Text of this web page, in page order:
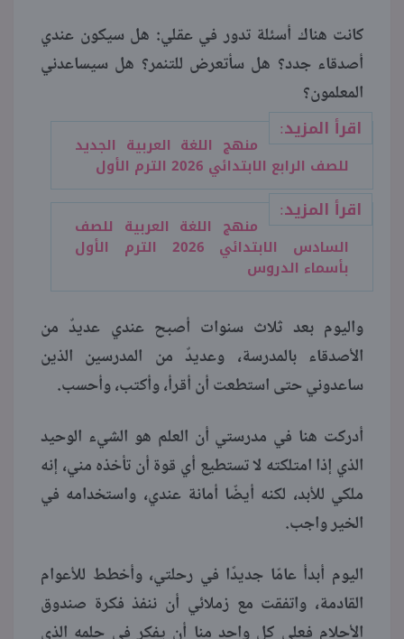
كانت هناك أسئلة تدور في عقلي: هل سيكون عندي
أصدقاء جدد؟ هل سأتعرض للتنمر؟ هل سيساعدني
المعلمون؟
اقرأ المزيد:
منهج اللغة العربية الجديد
للصف الرابع الابتدائي 2026 الترم الأول
اقرأ المزيد:
منهج اللغة العربية للصف
السادس الابتدائي 2026 الترم الأول
بأسماء الدروس
واليوم بعد ثلاث سنوات أصبح عندي عديدٌ من
الأصدقاء بالمدرسة، وعديدٌ من المدرسين الذين
ساعدوني حتى استطعت أن أقرأ، وأكتب، وأحسب.
أدركت هنا في مدرستي أن العلم هو الشيء الوحيد
الذي إذا امتلكته لا تستطيع أي قوة أن تأخذه مني، إنه
ملكي للأبد، لكنه أيضًا أمانة عندي، واستخدامه في
الخير واجب.
اليوم أبدأ عامًا جديدًا في رحلتي، وأخطط للأعوام
القادمة، واتفقت مع زملائي أن ننفذ فكرة صندوق